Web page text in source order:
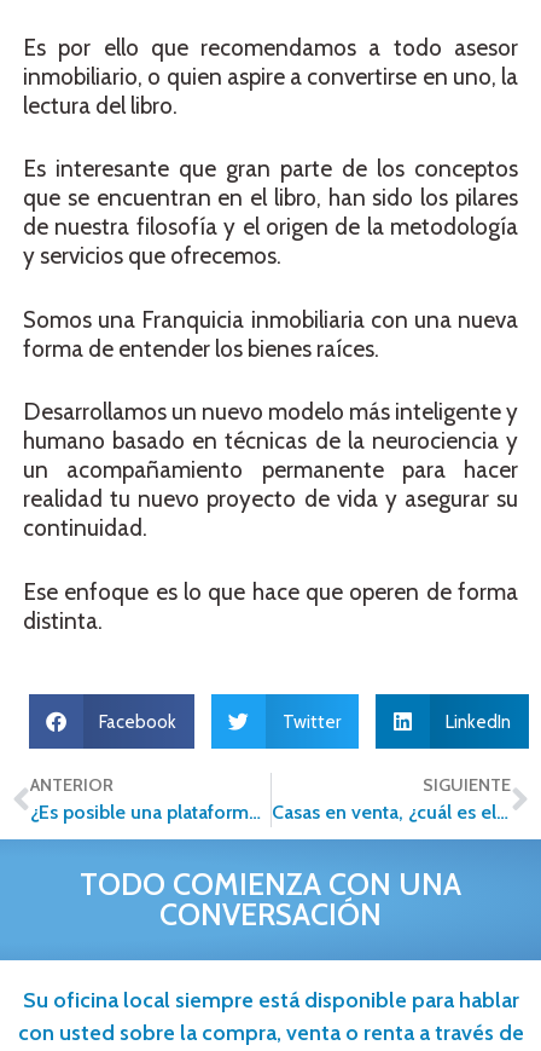
Es por ello que recomendamos a todo asesor
inmobiliario, o quien aspire a convertirse en uno, la
lectura del libro.
Es interesante que gran parte de los conceptos
que se encuentran en el libro, han sido los pilares
de nuestra filosofía y el origen de la metodología
y servicios que ofrecemos.
Somos una Franquicia inmobiliaria con una nueva
forma de entender los bienes raíces.
Desarrollamos un nuevo modelo más inteligente y
humano basado en técnicas de la neurociencia y
un acompañamiento permanente para hacer
realidad tu nuevo proyecto de vida y asegurar su
continuidad.
Ese enfoque es lo que hace que operen de forma
distinta.
Facebook Twitter LinkedIn
ANTERIOR
¿Es posible una plataforma inmobiliaria Humana e Inteligente?
SIGUIENTE
Casas en venta, ¿cuál es el mejor momento para comprar una vivienda?
TODO COMIENZA CON UNA
CONVERSACIÓN
Su oficina local siempre está disponible para hablar
con usted sobre la compra, venta o renta a través de